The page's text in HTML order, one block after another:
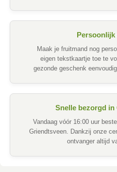
Persoonlijk
Maak je fruitmand nog
eigen tekstkaartje toe te
gezonde geschenk
Snelle bezorgd in
Vandaag vóór 16:00 uur
Griendtsveen. Dankzij onze
ontvanger altijd